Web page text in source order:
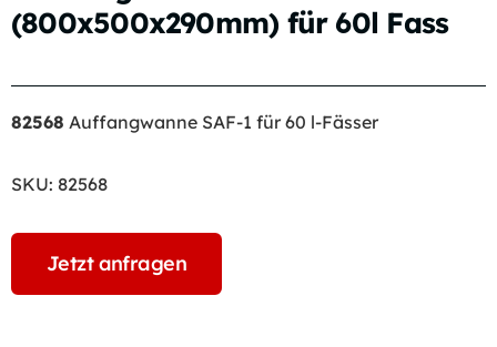
(800x500x290mm) für 60l Fass
82568 Auffangwanne SAF-1 für 60 l-Fässer
SKU: 82568
Jetzt anfragen